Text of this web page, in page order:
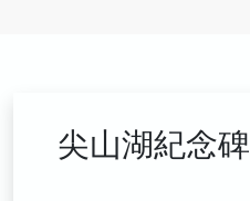
尖山湖紀念碑